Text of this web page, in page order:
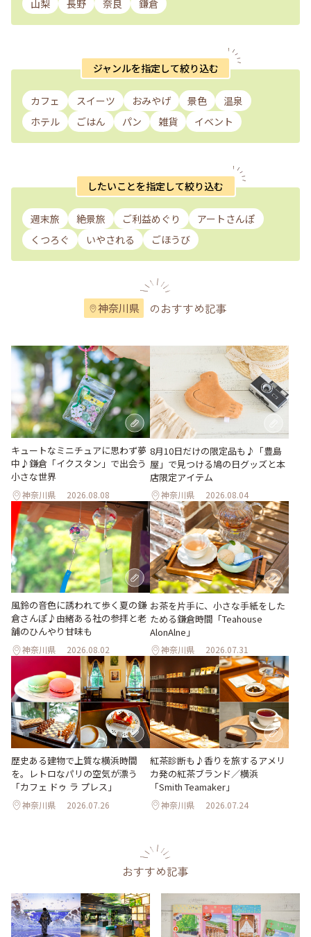
山梨 長野 奈良 鎌倉
ジャンルを指定して絞り込む
カフェ スイーツ おみやげ 景色
温泉
ホテル
ごはん パン 雑貨 イベント
したいことを指定して絞り込む
週末旅 絶景旅 ご利益めぐり
アートさんぽ
くつろぐ
いやされる ごほうび
神奈川県 のおすすめ記事
キュートなミニチュアに思わず夢
中♪鎌倉「イクスタン」で出会う
小さな世界
神奈川県 2026.08.08
8月10日だけの限定品も♪「豊島
屋」で見つける鳩の日グッズと本
店限定アイテム
神奈川県 2026.08.04
風鈴の音色に誘われて歩く夏の鎌
倉さんぽ♪由緒ある社の参拝と老
舗のひんやり甘味も
神奈川県 2026.08.02
お茶を片手に、小さな手紙をした
ためる鎌倉時間「Teahouse
AlonAlne」
神奈川県 2026.07.31
歴史ある建物で上質な横浜時間
を。レトロなパリの空気が漂う
「カフェ ドゥ ラ プレス」
神奈川県 2026.07.26
紅茶診断も♪香りを旅するアメリ
カ発の紅茶ブランド／横浜
「Smith Teamaker」
神奈川県 2026.07.24
おすすめ記事